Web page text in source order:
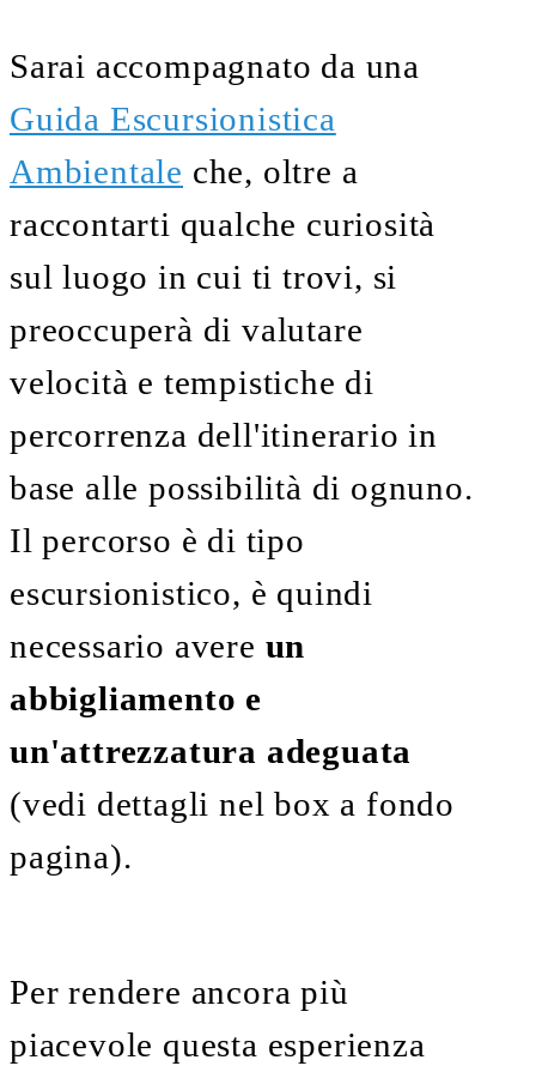
Sarai accompagnato da una
Guida Escursionistica
Ambientale che, oltre a
raccontarti qualche curiosità
sul luogo in cui ti trovi, si
preoccuperà di valutare
velocità e tempistiche di
percorrenza dell'itinerario in
base alle possibilità di ognuno.
Il percorso è di tipo
escursionistico, è quindi
necessario avere un
abbigliamento e
un'attrezzatura adeguata
(vedi dettagli nel box a fondo
pagina).
Per rendere ancora più
piacevole questa esperienza